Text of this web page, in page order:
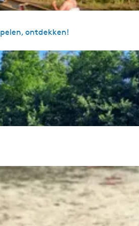
ontdekken!